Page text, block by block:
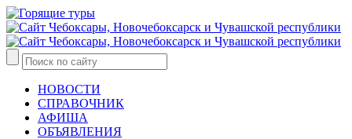
НОВОСТИ
СПРАВОЧНИК
АФИША
ОБЪЯВЛЕНИЯ